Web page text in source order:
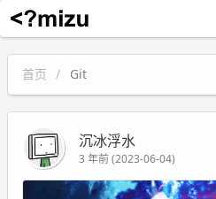
沉冰浮水
首页 Git
沉冰浮水
3 年前 (2023-06-04)